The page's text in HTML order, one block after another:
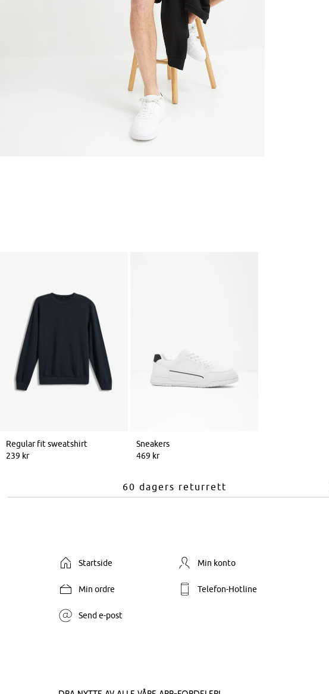
Regular fit sweatshirt
239 kr
Sneakers
469 kr
60 dagers returrett
Startside Min konto
Min ordre Telefon-Hotline
Send e-post